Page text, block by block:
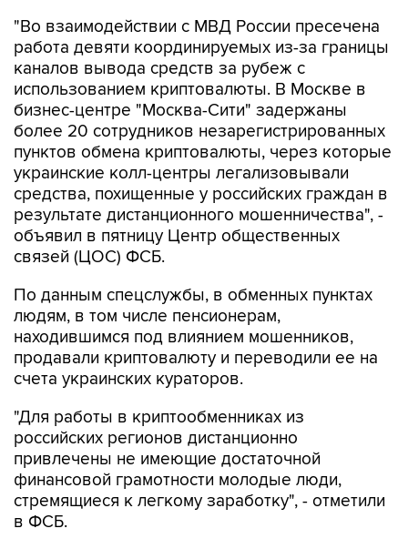
"Во взаимодействии с МВД России пресечена
работа девяти координируемых из-за границы
каналов вывода средств за рубеж с
использованием криптовалюты. В Москве в
бизнес-центре "Москва-Сити" задержаны
более 20 сотрудников незарегистрированных
пунктов обмена криптовалюты, через которые
украинские колл-центры легализовывали
средства, похищенные у российских граждан в
результате дистанционного мошенничества", -
объявил в пятницу Центр общественных
связей (ЦОС) ФСБ.
По данным спецслужбы, в обменных пунктах
людям, в том числе пенсионерам,
находившимся под влиянием мошенников,
продавали криптовалюту и переводили ее на
счета украинских кураторов.
"Для работы в криптообменниках из
российских регионов дистанционно
привлечены не имеющие достаточной
финансовой грамотности молодые люди,
стремящиеся к легкому заработку", - отметили
в ФСБ.